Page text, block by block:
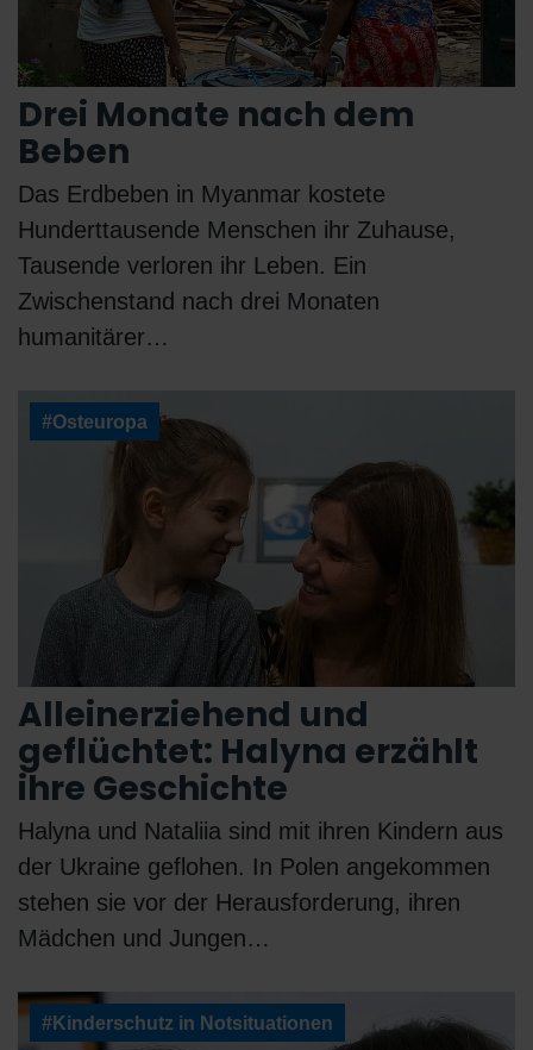
Drei Monate nach dem
Beben
Das Erdbeben in Myanmar kostete
Hunderttausende Menschen ihr Zuhause,
Tausende verloren ihr Leben. Ein
Zwischenstand nach drei Monaten
humanitärer…
#Osteuropa
Alleinerziehend und
geflüchtet: Halyna erzählt
ihre Geschichte
Halyna und Nataliia sind mit ihren Kindern aus
der Ukraine geflohen. In Polen angekommen
stehen sie vor der Herausforderung, ihren
Mädchen und Jungen…
#Kinderschutz in Notsituationen